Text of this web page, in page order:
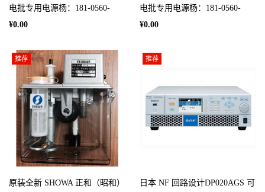
电批专用电源杨：181-0560-
8753
¥0.00
电批专用电源杨：181-0560-
8753
¥0.00
推荐
原装全新 SHOWA 正和（昭和）
推荐
日本 NF 回路设计DP020AGS 可